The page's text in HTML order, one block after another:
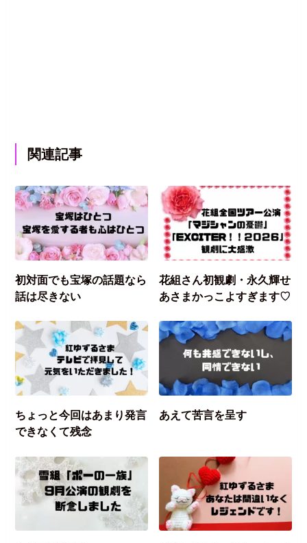
関連記事
初対面でも宝塚の話題なら
話は尽きない
花組さん初観劇・永久輝せ
あさまかっこよすぎます♡
ちょっと今回はあまり発言
できなくて残念
あえて苦言を呈す